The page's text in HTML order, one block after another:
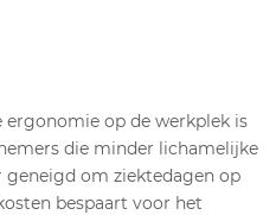
op de werkplek is
die minder lichamelijke
geneigd om ziektedagen op
bespaart voor het